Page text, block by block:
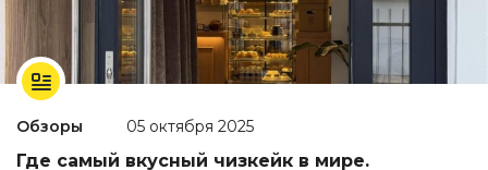
Обзоры 05 октября 2025
Где самый вкусный чизкейк в мире.